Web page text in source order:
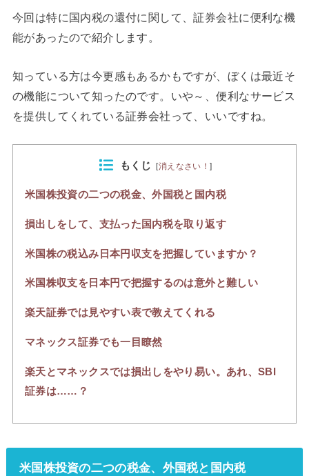
今回は特に国内税の還付に関して、証券会社に便利な機
能があったので紹介します。
知っている方は今更感もあるかもですが、ぼくは最近そ
の機能について知ったのです。いや～、便利なサービス
を提供してくれている証券会社って、いいですね。
もくじ [消えなさい！]
米国株投資の二つの税金、外国税と国内税
損出しをして、支払った国内税を取り返す
米国株の税込み日本円収支を把握していますか？
米国株収支を日本円で把握するのは意外と難しい
楽天証券では見やすい表で教えてくれる
マネックス証券でも一目瞭然
楽天とマネックスでは損出しをやり易い。あれ、SBI
証券は……？
米国株投資の二つの税金、外国税と国内税